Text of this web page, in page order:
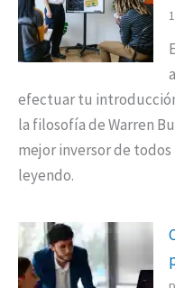
efectuar tu
la filosofía de Warren
mejor inversor de
leyendo.